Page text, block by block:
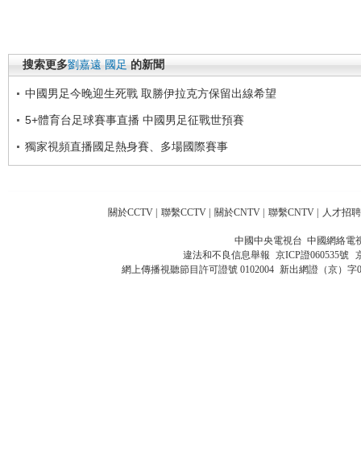
搜索更多劉嘉遠 國足 的新聞
中國男足今晚迎生死戰 取勝伊拉克方保留出線希望
5+體育台足球賽事直播 中國男足征戰世預賽
獨家視頻直播國足熱身賽、多場國際賽事
關於CCTV 聯繫CCTV 關於CNTV 聯繫CNTV 人才招聘
中國中央電視台 中國網絡電
違法和不良信息舉報 京ICP證060535號
網上傳播視聽節目許可證號 0102004 新出網證（京）